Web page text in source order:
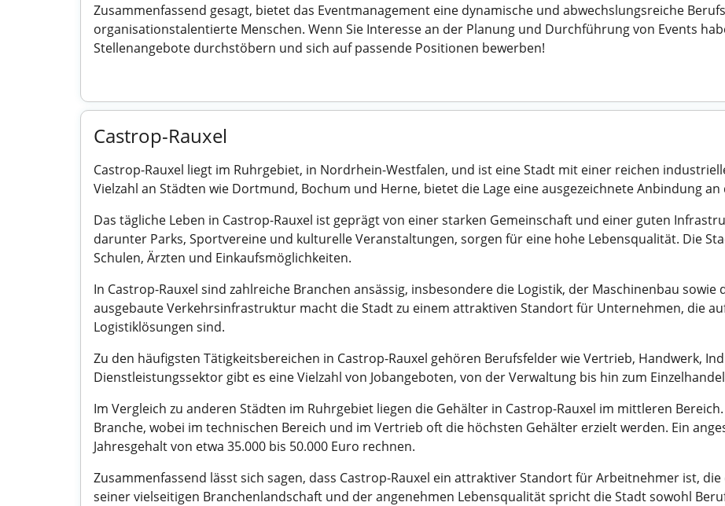
Zusammenfassend gesagt, bietet das Eventmanagement eine dynamische und abwechslungsreiche
organisationstalentierte Menschen. Wenn Sie Interesse an der Planung und Durchführung von Events
Stellenangebote durchstöbern und sich auf passende Positionen bewerben!
Castrop-Rauxel
Castrop-Rauxel liegt im Ruhrgebiet, in Nordrhein-Westfalen, und ist eine Stadt mit einer reichen
Vielzahl an Städten wie Dortmund, Bochum und Herne, bietet die Lage eine ausgezeichnete Anbindung
Das tägliche Leben in Castrop-Rauxel ist geprägt von einer starken Gemeinschaft und einer guten
darunter Parks, Sportvereine und kulturelle Veranstaltungen, sorgen für eine hohe Lebensqualität. Die
Schulen, Ärzten und Einkaufsmöglichkeiten.
In Castrop-Rauxel sind zahlreiche Branchen ansässig, insbesondere die Logistik, der Maschinenbau
ausgebaute Verkehrsinfrastruktur macht die Stadt zu einem attraktiven Standort für Unternehmen, die
Logistiklösungen sind.
Zu den häufigsten Tätigkeitsbereichen in Castrop-Rauxel gehören Berufsfelder wie Vertrieb, Handwerk,
Dienstleistungssektor gibt es eine Vielzahl von Jobangeboten, von der Verwaltung bis hin zum
Im Vergleich zu anderen Städten im Ruhrgebiet liegen die Gehälter in Castrop-Rauxel im mittleren
Branche, wobei im technischen Bereich und im Vertrieb oft die höchsten Gehälter erzielt werden. Ein
Jahresgehalt von etwa 35.000 bis 50.000 Euro rechnen.
Zusammenfassend lässt sich sagen, dass Castrop-Rauxel ein attraktiver Standort für Arbeitnehmer ist,
seiner vielseitigen Branchenlandschaft und der angenehmen Lebensqualität spricht die Stadt sowohl